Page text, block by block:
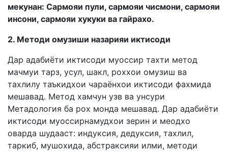
мекунан: Сармояи пули, сармояи чисмони, сармояи
инсони, сармояи хукуки ва гайрахо.
2. Методи омузиши назарияи иктисоди
Дар адабиёти иктисоди муоссир тахти метод
мачмуи тарз, усул, шакл, роххои омузиш ва
тахлилу таъкидхои чараёнхои иктисоди фахмида
мешавад. Метод хамчун узв ва унсури
Метадология ба рох монда мешавад. Дар адабиёти
иктисоди муоссирнамудхои зерин и меодхо
оварда шудааст: индуксия, дедуксия, тахлил,
таркиб, мушохида, абстраксияи илми, методи